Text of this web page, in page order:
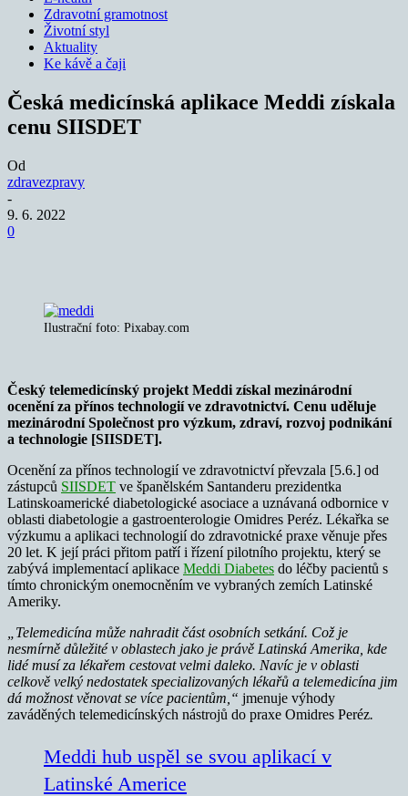
Zdravotní gramotnost
Životní styl
Aktuality
Ke kávě a čaji
Česká medicínská aplikace Meddi získala
cenu SIISDET
Od
zdravezpravy
-
9. 6. 2022
0
Ilustrační foto: Pixabay.com
Český telemedicínský projekt Meddi získal mezinárodní
ocenění za přínos technologií ve zdravotnictví. Cenu uděluje
mezinárodní Společnost pro výzkum, zdraví, rozvoj podnikání
a technologie [SIISDET].
Ocenění za přínos technologií ve zdravotnictví převzala [5.6.] od
zástupců SIISDET ve španělském Santanderu prezidentka
Latinskoamerické diabetologické asociace a uznávaná odbornice v
oblasti diabetologie a gastroenterologie Omidres Peréz. Lékařka se
výzkumu a aplikaci technologií do zdravotnické praxe věnuje přes
20 let. K její práci přitom patří i řízení pilotního projektu, který se
zabývá implementací aplikace Meddi Diabetes do léčby pacientů s
tímto chronickým onemocněním ve vybraných zemích Latinské
Ameriky.
„Telemedicína může nahradit část osobních setkání. Což je
nesmírně důležité v oblastech jako je právě Latinská Amerika, kde
lidé musí za lékařem cestovat velmi daleko. Navíc je v oblasti
celkově velký nedostatek specializovaných lékařů a telemedicína jim
dá možnost věnovat se více pacientům,“ jmenuje výhody
zaváděných telemedicínských nástrojů do praxe Omidres Peréz.
Meddi hub uspěl se svou aplikací v
Latinské Americe